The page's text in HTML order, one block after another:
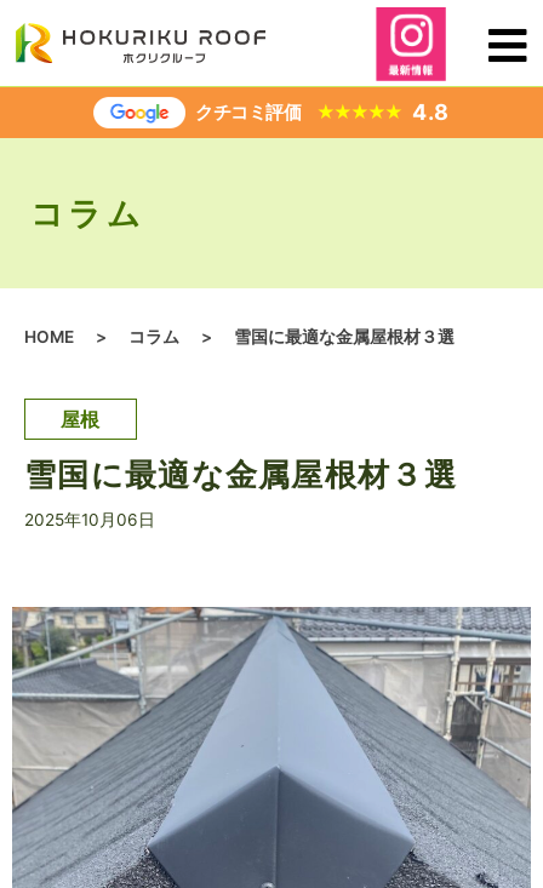
ス
クチコミ評価 ★★★★★ 4.8
コラム
HOME > コラム > 雪国に最適な金属屋根材３選
屋根
雪国に最適な金属屋根材３選
2025年10月06日